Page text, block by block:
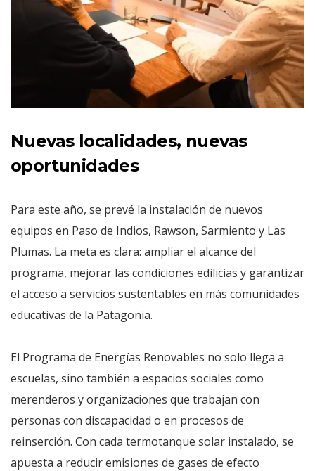
Nuevas localidades, nuevas
oportunidades
Para este año, se prevé la instalación de nuevos
equipos en Paso de Indios, Rawson, Sarmiento y Las
Plumas. La meta es clara: ampliar el alcance del
programa, mejorar las condiciones edilicias y garantizar
el acceso a servicios sustentables en más comunidades
educativas de la Patagonia.
El Programa de Energías Renovables no solo llega a
escuelas, sino también a espacios sociales como
merenderos y organizaciones que trabajan con
personas con discapacidad o en procesos de
reinserción. Con cada termotanque solar instalado, se
apuesta a reducir emisiones de gases de efecto